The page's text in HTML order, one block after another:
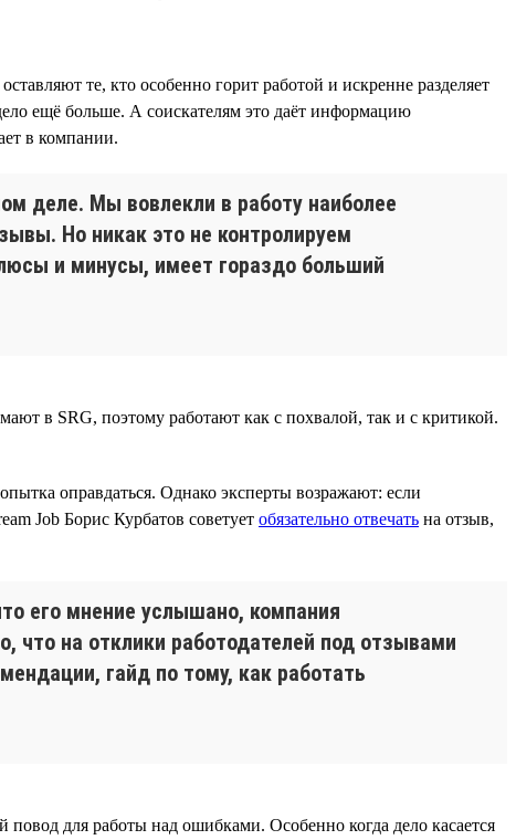
те, кто особенно горит работой и искренне разделяет
ещё больше. А соискателям это даёт информацию
в компании.
деле. Мы вовлекли в работу наиболее
Но никак это не контролируем
и минусы, имеет гораздо больший
в SRG, поэтому работают как с похвалой, так и с критикой.
оправдаться. Однако эксперты возражают: если
Job Борис Курбатов советует обязательно отвечать на отзыв,
его мнение услышано, компания
что на отклики работодателей под отзывами
гайд по тому, как работать
для работы над ошибками. Особенно когда дело касается